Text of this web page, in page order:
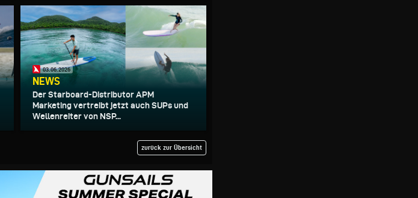
03.06.2026
NEWS
Der Starboard-Distributor APM
Marketing vertreibt jetzt auch SUPs und
Wellenreiter von NSP...
zurück zur Übersicht